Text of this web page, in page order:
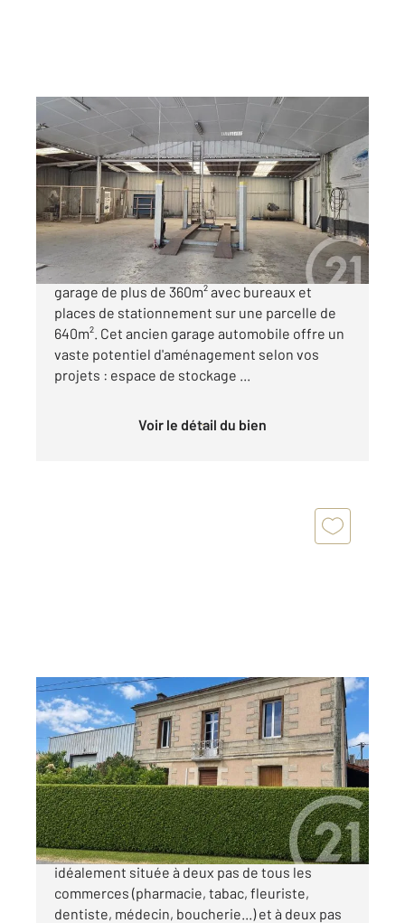
BERSON 33
362 m
2
Ref : 769
à vendre
75 000 €
Sur la commune de Berson venez découvrir ce
garage de plus de 360m² avec bureaux et
places de stationnement sur une parcelle de
640m². Cet ancien garage automobile offre un
vaste potentiel d'aménagement selon vos
projets : espace de stockage ...
Voir le détail du bien
BERSON 33
185 m2, 5 pièces
Ref : 759
Maison à vendre
250 000 €
MAISON + GARAGE Sur la commune de Berson,
idéalement située à deux pas de tous les
commerces (pharmacie, tabac, fleuriste,
dentiste, médecin, boucherie...) et à deux pas